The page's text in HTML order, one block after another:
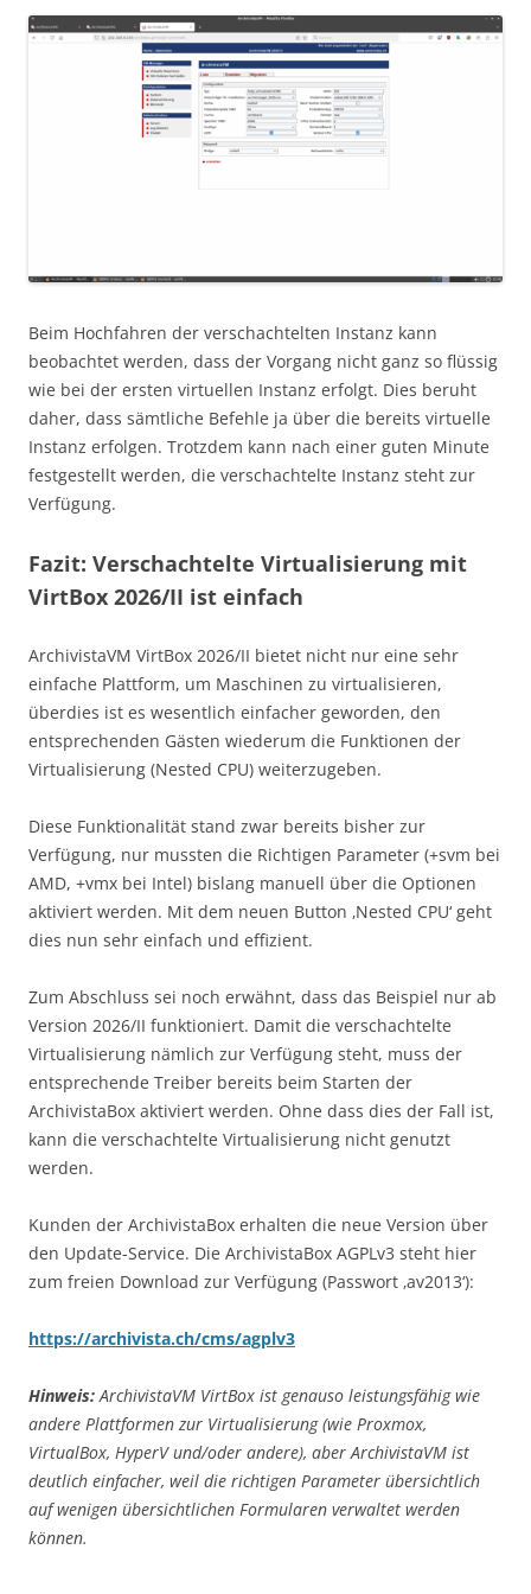
Beim Hochfahren der verschachtelten Instanz kann
beobachtet werden, dass der Vorgang nicht ganz so flüssig
wie bei der ersten virtuellen Instanz erfolgt. Dies beruht
daher, dass sämtliche Befehle ja über die bereits virtuelle
Instanz erfolgen. Trotzdem kann nach einer guten Minute
festgestellt werden, die verschachtelte Instanz steht zur
Verfügung.
Fazit: Verschachtelte Virtualisierung mit
VirtBox 2026/II ist einfach
ArchivistaVM VirtBox 2026/II bietet nicht nur eine sehr
einfache Plattform, um Maschinen zu virtualisieren,
überdies ist es wesentlich einfacher geworden, den
entsprechenden Gästen wiederum die Funktionen der
Virtualisierung (Nested CPU) weiterzugeben.
Diese Funktionalität stand zwar bereits bisher zur
Verfügung, nur mussten die Richtigen Parameter (+svm bei
AMD, +vmx bei Intel) bislang manuell über die Optionen
aktiviert werden. Mit dem neuen Button ‚Nested CPU‘ geht
dies nun sehr einfach und effizient.
Zum Abschluss sei noch erwähnt, dass das Beispiel nur ab
Version 2026/II funktioniert. Damit die verschachtelte
Virtualisierung nämlich zur Verfügung steht, muss der
entsprechende Treiber bereits beim Starten der
ArchivistaBox aktiviert werden. Ohne dass dies der Fall ist,
kann die verschachtelte Virtualisierung nicht genutzt
werden.
Kunden der ArchivistaBox erhalten die neue Version über
den Update-Service. Die ArchivistaBox AGPLv3 steht hier
zum freien Download zur Verfügung (Passwort ‚av2013‘):
https://archivista.ch/cms/agplv3
Hinweis:ArchivistaVM VirtBox ist genauso leistungsfähig wie
andere Plattformen zur Virtualisierung (wie Proxmox,
VirtualBox, HyperV und/oder andere), aber ArchivistaVM ist
deutlich einfacher, weil die richtigen Parameter übersichtlich
auf wenigen übersichtlichen Formularen verwaltet werden
können.